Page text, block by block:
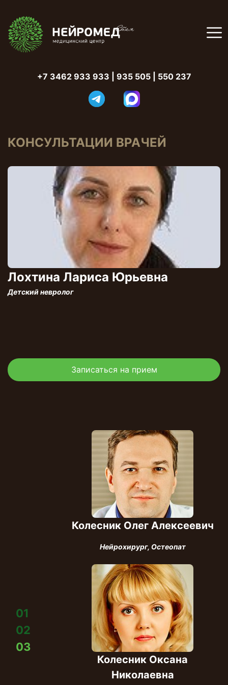
+7 3462 933 933 935 505 | 550 237
КОНСУЛЬТАЦИИ ВРАЧЕЙ
Лохтина Лариса Юрьевна
Детский невролог
Записаться на прием
01
02
03
Колесник Олег Алексеевич
Нейрохирург, Остеопат
Колесник Оксана
Николаевна